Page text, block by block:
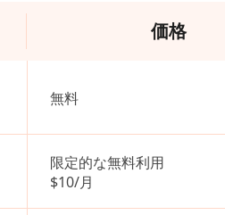
価格
無料
限定的な無料利用
$10/月